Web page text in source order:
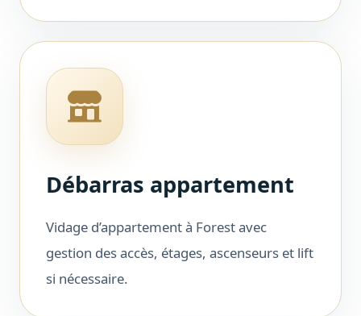
Débarras appartement
Vidage d’appartement à Forest avec
gestion des accès, étages, ascenseurs et lift
si nécessaire.